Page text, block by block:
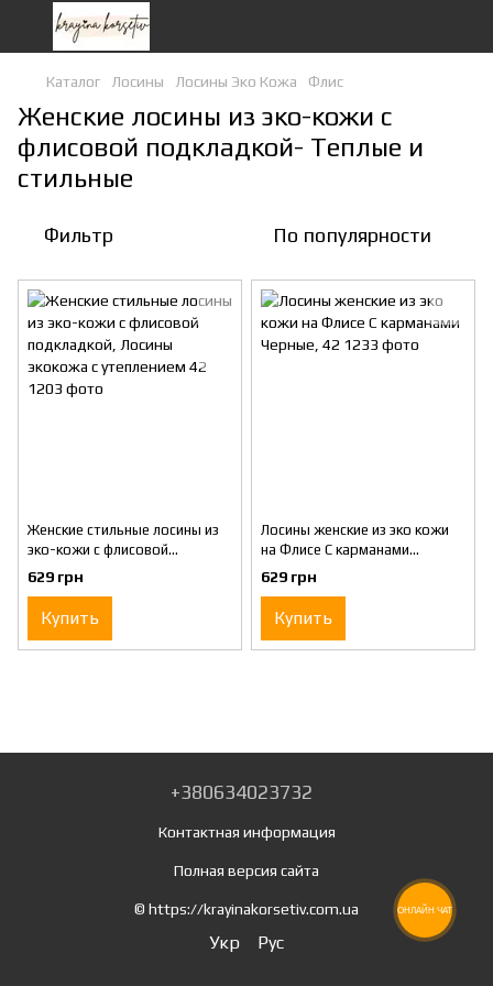
Каталог Лосины Лосины Эко Кожа Флис
Женские лосины из эко-кожи с
флисовой подкладкой- Теплые и
стильные
Фильтр По популярности
Женские стильные лосины из
эко-кожи с флисовой
подкладкой, Лосины экокожа
с утеплением 42
629 грн
Купить
Лосины женские из эко кожи
на Флисе С карманами
Черные, 42
629 грн
Купить
+380634023732
Контактная информация
Полная версия сайта
© https://krayinakorsetiv.com.ua
Укр Рус
ОНЛАЙН ЧАТ